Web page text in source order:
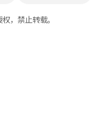
，禁止转载。